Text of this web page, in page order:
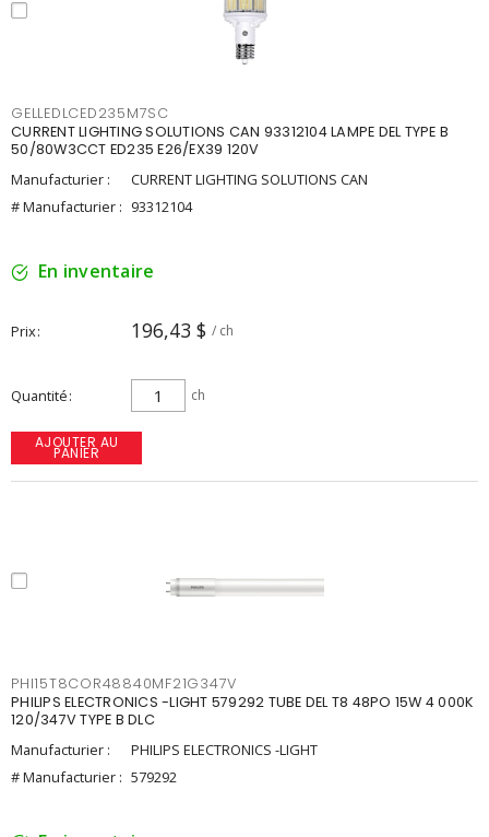
GELLEDLCED235M7SC
CURRENT LIGHTING SOLUTIONS CAN 93312104 LAMPE DEL TYPE B
50/80W3CCT ED235 E26/EX39 120V
Manufacturier :
CURRENT LIGHTING SOLUTIONS CAN
# Manufacturier : 93312104
En inventaire
Prix 196,43 $ / ch
Quantité ch
AJOUTER AU
PANIER
PHI15T8COR48840MF21G347V
PHILIPS ELECTRONICS -LIGHT 579292 TUBE DEL T8 48PO 15W 4 000K
120/347V TYPE B DLC
Manufacturier :
PHILIPS ELECTRONICS -LIGHT
# Manufacturier : 579292